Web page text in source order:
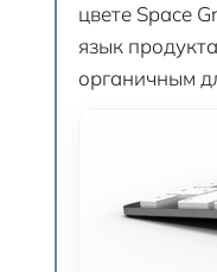
цвете Space
язык
органичным